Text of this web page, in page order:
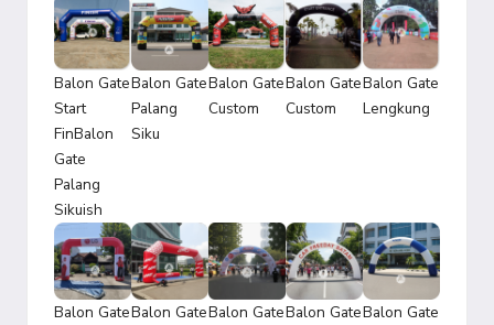
Balon Gate
Start
FinBalon
Gate
Palang
Sikuish
Balon Gate
Palang
Siku
Balon Gate
Custom
Balon Gate
Custom
Balon Gate
Lengkung
Balon GateBalon GateBalon GateBalon GateBalon Gate